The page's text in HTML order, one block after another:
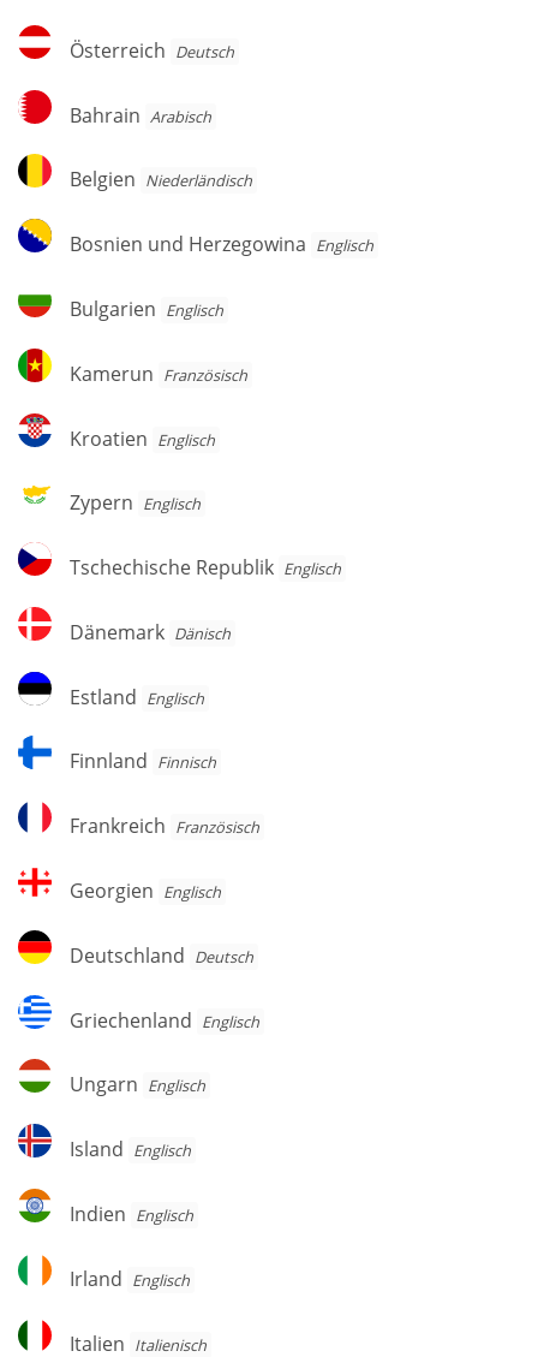
Österreich
Österreich Deutsch
Bahrain
Bahrain Arabisch
Belgien
Belgien Niederländisch
Bosnien
und
Bosnien und Herzegowina Englisch
Bulgarien
Bulgarien Englisch
Kamerun
Kamerun Französisch
Kroatien
Kroatien Englisch
Zypern
Zypern Englisch
Tschechische
Republik
Tschechische Republik Englisch
Dänemark
Dänemark Dänisch
Estland
Estland Englisch
Finnland
Finnland Finnisch
Frankreich
Frankreich Französisch
Georgien
Georgien Englisch
Deutschland
Deutschland Deutsch
Griechenland
Griechenland Englisch
Ungarn
Ungarn Englisch
Island
Island Englisch
Indien
Indien Englisch
Irland
Irland Englisch
Italien
Italien Italienisch